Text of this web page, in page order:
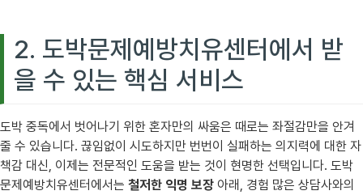
2. 도박문제예방치유센터에서 받
을 수 있는 핵심 서비스
도박 중독에서 벗어나기 위한 혼자만의 싸움은 때로는 좌절감만을 안겨
줄 수 있습니다. 끊임없이 시도하지만 번번이 실패하는 의지력에 대한 자
책감 대신, 이제는 전문적인 도움을 받는 것이 현명한 선택입니다. 도박
문제예방치유센터에서는 철저한 익명 보장 아래, 경험 많은 상담사와의